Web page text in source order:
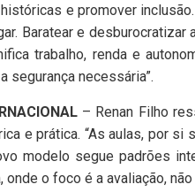
e promover
Baratear e
trabalho, renda e
segurança necessária”.
– Renan Filho
e prática. “As aulas, por si
modelo segue padrões
onde o foco é a avaliação,